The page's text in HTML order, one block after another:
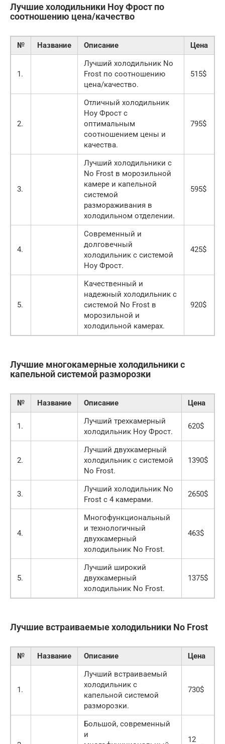
Лучшие холодильники Ноу Фрост по
соотношению цена/качество
№ Название Описание Цена
1.
Лучший холодильник No
Frost по соотношению
цена/качество.
515$
2.
Отличный холодильник
Ноу Фрост с
оптимальным
соотношением цены и
качества.
795$
3.
Лучший холодильники с
No Frost в морозильной
камере и капельной
системой
размораживания в
холодильном отделении.
595$
4.
Современный и
долговечный
холодильник с системой
Ноу Фрост.
425$
5.
Качественный и
надежный холодильник с
системой No Frost в
морозильной и
холодильной камерах.
920$
Лучшие многокамерные холодильники с
капельной системой разморозки
№ Название Описание Цена
1.
Лучший трехкамерный
холодильник Ноу Фрост.
620$
2.
Лучший двухкамерный
холодильник с системой
No Frost.
1390$
3.
Лучший холодильник No
Frost с 4 камерами.
2650$
4.
Многофункциональный
и технологичный
двухкамерный
холодильник No Frost.
463$
5.
Лучший широкий
двухкамерный
холодильник No Frost.
1375$
Лучшие встраиваемые холодильники No Frost
№ Название Описание Цена
1.
Лучший встраиваемый
холодильник с
капельной системой
разморозки.
730$
Большой, современный
и
12